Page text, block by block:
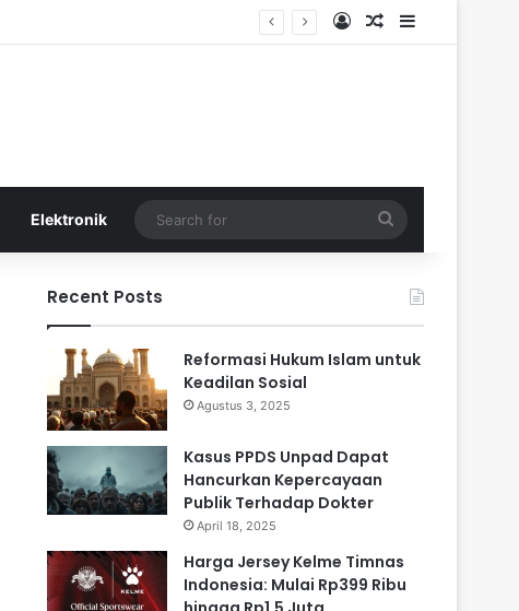
Log InRandom Article
Sidebar
Elektronik
for
Recent Posts
Reformasi Hukum Islam untuk
Keadilan Sosial
Agustus 3, 2025
Kasus PPDS Unpad Dapat
Hancurkan Kepercayaan
Publik Terhadap Dokter
April 18, 2025
Harga Jersey Kelme Timnas
Indonesia: Mulai Rp399 Ribu